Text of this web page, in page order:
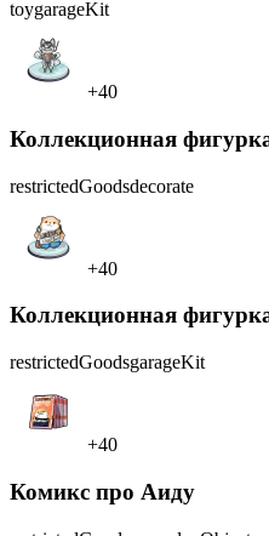
toygarageKit
+40
Коллекционная
restrictedGoodsdecorate
+40
Коллекционная
restrictedGoodsgarageKit
+40
Комикс про Аиду